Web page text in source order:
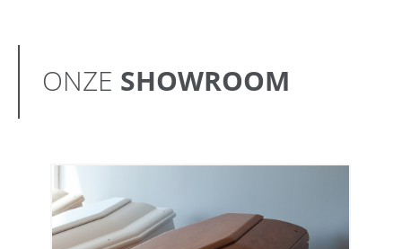
ONZE SHOWROOM